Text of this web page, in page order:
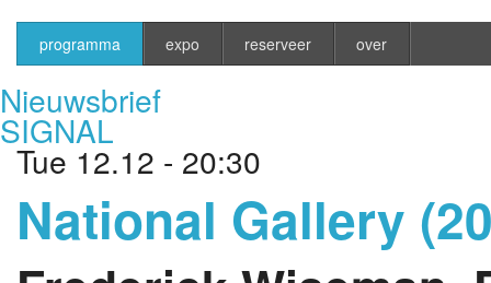
programma expo reserveer over
Nieuwsbrief
SIGNAL
Tue 12.12 - 20:30
National Gallery